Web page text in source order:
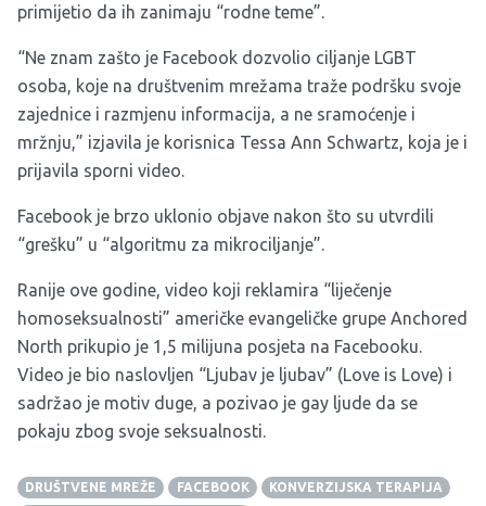
primijetio da ih zanimaju “rodne teme”.
“Ne znam zašto je Facebook dozvolio ciljanje LGBT
osoba, koje na društvenim mrežama traže podršku svoje
zajednice i razmjenu informacija, a ne sramoćenje i
mržnju,” izjavila je korisnica Tessa Ann Schwartz, koja je i
prijavila sporni video.
Facebook je brzo uklonio objave nakon što su utvrdili
“grešku” u “algoritmu za mikrociljanje”.
Ranije ove godine, video koji reklamira “liječenje
homoseksualnosti” američke evangeličke grupe Anchored
North prikupio je 1,5 milijuna posjeta na Facebooku.
Video je bio naslovljen “Ljubav je ljubav” (Love is Love) i
sadržao je motiv duge, a pozivao je gay ljude da se
pokaju zbog svoje seksualnosti.
DRUŠTVENE MREŽE FACEBOOK
KONVERZIJSKA TERAPIJA